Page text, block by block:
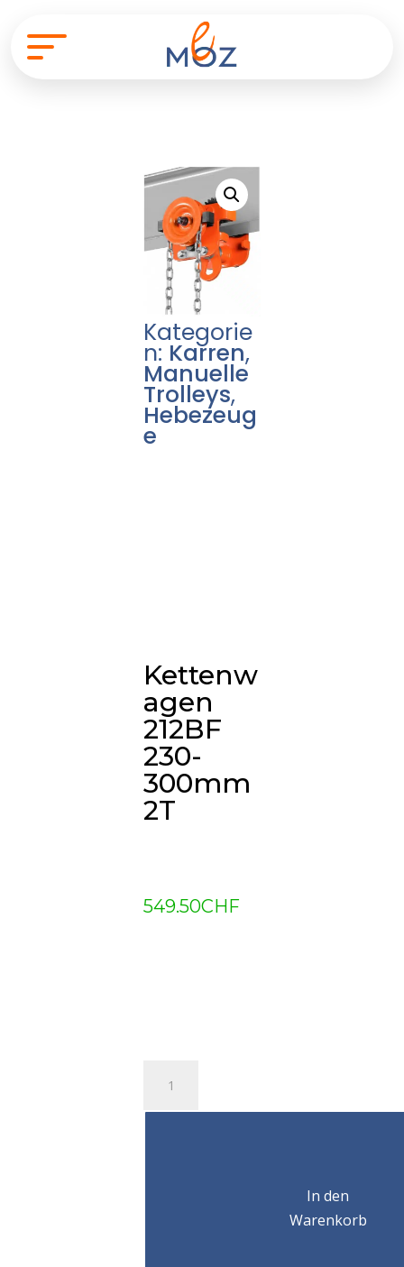
Kategorie
n: Karren,
Manuelle
Trolleys,
Hebezeug
e
Kettenw
agen
212BF
230-
300mm
2T
549.50CHF
chaîne
In den
Warenkorb